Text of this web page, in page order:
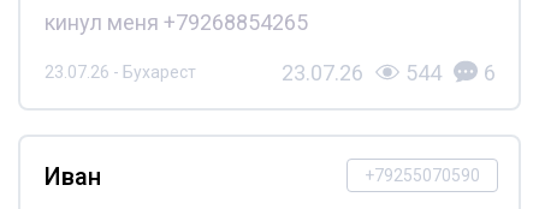
кинул меня +79268854265
23.07.26 - Бухарест 23.07.26 544 6
+79255070590
Иван